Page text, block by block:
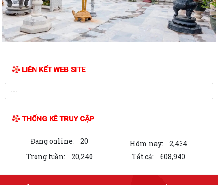
Công bố danh mục thủ tục hành chính ban hành mới, bị bãi bỏ lĩnh vực
hội nghị, hội thảo quốc tế...
Công bố danh mục thủ tục hành chính ban hành mới, bị bãi bỏ lĩnh vực
UBND XÃ QUYẾT THẮNG TỔ CHỨC HỘI NGHỊ ĐỐI THOẠI, TUYÊN
TRUYỀN VỀ CÔNG TÁC GIẢI PHÓNG MẶT BẰNG DỰ ÁN...
viên mầm non, phổ thông công lập từ...
THÔN THIÊN KHA PHỐI HỢP KÊ KHAI, KIỂM KÊ PHỤC...
Quyết định về việc công bố thủ tục hành chính nội bộ trong hệ thống
LIÊN KẾT WEB SITE
THỐNG KÊ TRUY CẬP
Đang online: 20 Hôm nay:
2,434
Trong tuần:
20,240 Tất cả: 608,940